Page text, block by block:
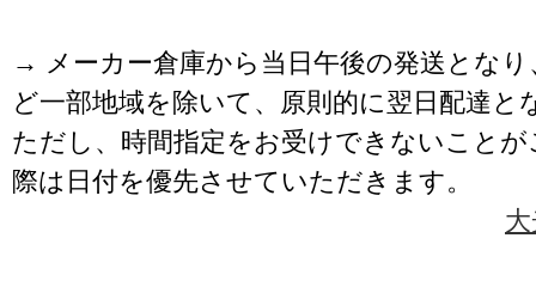
→ メーカー倉庫から当日午後の発送となり
ど一部地域を除いて、原則的に翌日配達と
ただし、時間指定をお受けできないこと
際は日付を優先させていただきます。